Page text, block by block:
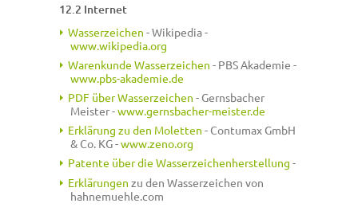
12.2 Internet
Wasserzeichen - Wikipedia -
www.wikipedia.org
Warenkunde Wasserzeichen - PBS Akademie -
www.pbs-akademie.de
PDF über Wasserzeichen - Gernsbacher
Meister -www.gernsbacher-meister.de
Erklärung zu den Moletten - Contumax GmbH
& Co. KG -www.zeno.org
Patente über die Wasserzeichenherstellung -
Erklärungenzu den Wasserzeichen von
hahnemuehle.com